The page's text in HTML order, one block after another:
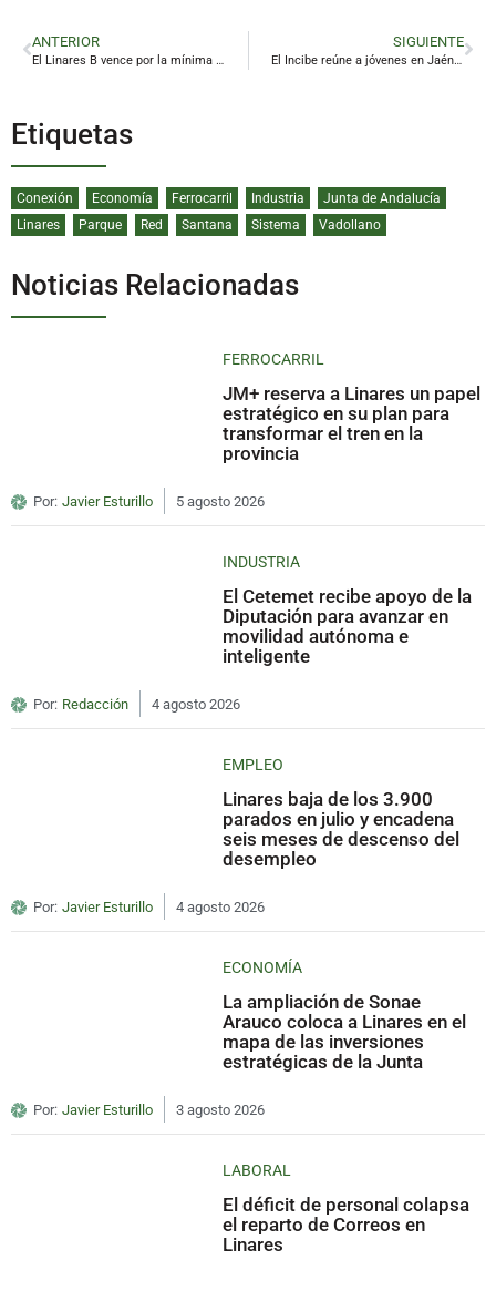
ANTERIOR
El Linares B vence por la mínima en Jabalquinto y deja todo abierto para la vuelta
SIGUIENTE
El Incibe reúne a jóvenes en Jaén para hablar del uso de la IA y sus riesgos
Etiquetas
Conexión Economía Ferrocarril Industria
Junta de Andalucía
Linares
Parque Red Santana Sistema Vadollano
Noticias Relacionadas
FERROCARRIL
JM+ reserva a Linares un papel
estratégico en su plan para
transformar el tren en la
provincia
Por: Javier Esturillo 5 agosto 2026
INDUSTRIA
El Cetemet recibe apoyo de la
Diputación para avanzar en
movilidad autónoma e
inteligente
Por: Redacción 4 agosto 2026
EMPLEO
Linares baja de los 3.900
parados en julio y encadena
seis meses de descenso del
desempleo
Por: Javier Esturillo 4 agosto 2026
ECONOMÍA
La ampliación de Sonae
Arauco coloca a Linares en el
mapa de las inversiones
estratégicas de la Junta
Por: Javier Esturillo 3 agosto 2026
LABORAL
El déficit de personal colapsa
el reparto de Correos en
Linares